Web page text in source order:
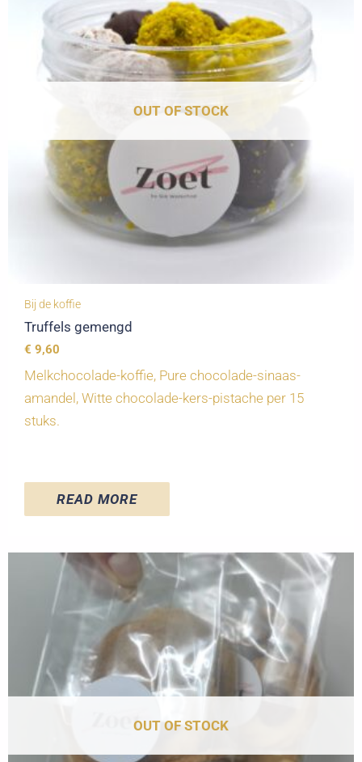
OUT OF STOCK
Bij de koffie
Truffels gemengd
€ 9,60
Melkchocolade-koffie, Pure chocolade-sinaas-
amandel, Witte chocolade-kers-pistache per 15
stuks.
READ MORE
OUT OF STOCK